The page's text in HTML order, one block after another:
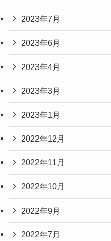
2023年7月
2023年6月
2023年4月
2023年3月
2023年1月
2022年12月
2022年11月
2022年10月
2022年9月
2022年7月